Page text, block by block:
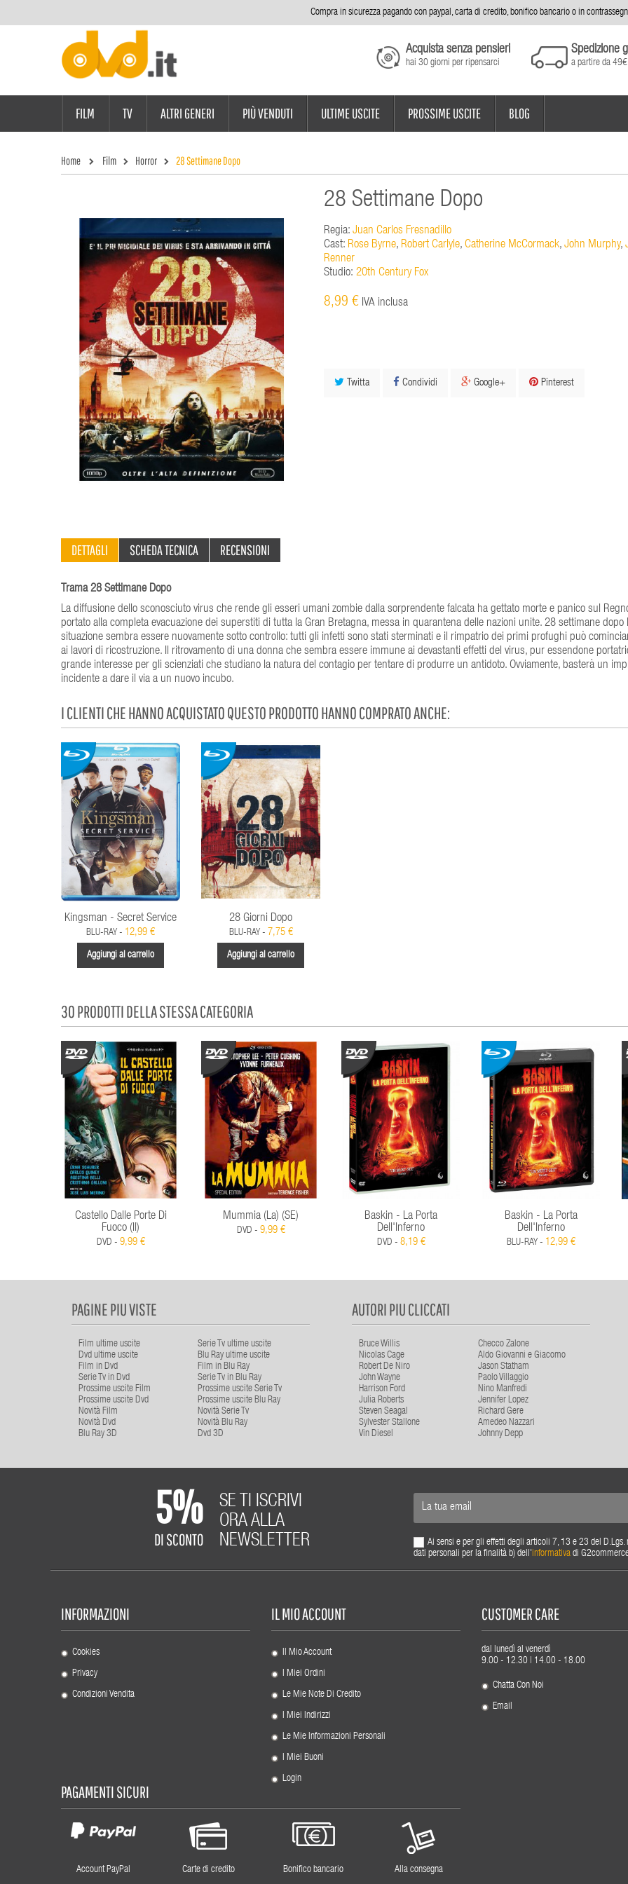
Compra in sicurezza pagando con paypal, carta di credito, bonifico bancario o in
Acquista senza pensieri
hai 30 giorni per ripensarci
Spedizione
a partire da 49€
FILM TV ALTRI GENERI PIÙ VENDUTI ULTIME USCITE PROSSIME USCITE BLOG
Home Film Horror 28 Settimane Dopo
28 Settimane Dopo
Regia: Juan Carlos Fresnadillo
Cast: Rose Byrne, Robert Carlyle, Catherine McCormack, John Murphy,
Renner
Studio: 20th Century Fox
8,99 € IVA inclusa
Twitta Condividi Google+ Pinterest
DETTAGLI SCHEDA TECNICA RECENSIONI
Trama 28 Settimane Dopo
La diffusione dello sconosciuto virus che rende gli esseri umani zombie dalla sorprendente falcata ha gettato morte e panico sul
portato alla completa evacuazione dei superstiti di tutta la Gran Bretagna, messa in quarantena delle nazioni unite. 28 settimane dopo
situazione sembra essere nuovamente sotto controllo: tutti gli infetti sono stati sterminati e il rimpatrio dei primi profughi può
ai lavori di ricostruzione. Il ritrovamento di una donna che sembra essere immune ai devastanti effetti del virus, pur essendone
grande interesse per gli scienziati che studiano la natura del contagio per tentare di produrre un antidoto. Ovviamente, basterà un
incidente a dare il via a un nuovo incubo.
I CLIENTI CHE HANNO ACQUISTATO QUESTO PRODOTTO HANNO COMPRATO ANCHE:
Kingsman - Secret Service
BLU-RAY - 12,99 €
Aggiungi al carrello
28 Giorni Dopo
BLU-RAY - 7,75 €
Aggiungi al carrello
30 PRODOTTI DELLA STESSA CATEGORIA
Castello Dalle Porte Di
Fuoco (Il)
DVD - 9,99 €
Mummia (La) (SE)
DVD - 9,99 €
Baskin - La Porta
Dell'Inferno
DVD - 8,19 €
Baskin - La Porta
Dell'Inferno
BLU-RAY - 12,99 €
PAGINE PIU VISTE
Film ultime uscite
Serie Tv ultime uscite
Dvd ultime uscite
Blu Ray ultime uscite
Film in Dvd
Film in Blu Ray
Serie Tv in Dvd
Serie Tv in Blu Ray
Prossime uscite Film
Prossime uscite Serie Tv
Prossime uscite Dvd
Prossime uscite Blu Ray
Novità Film
Novità Serie Tv
Novità Dvd
Novità Blu Ray
Blu Ray 3D
Dvd 3D
AUTORI PIU CLICCATI
Bruce Willis
Checco Zalone
Nicolas Cage
Aldo Giovanni e Giacomo
Robert De Niro
Jason Statham
John Wayne
Paolo Villaggio
Harrison Ford
Nino Manfredi
Julia Roberts
Jennifer Lopez
Steven Seagal
Richard Gere
Sylvester Stallone
Amedeo Nazzari
Vin Diesel
Johnny Depp
5%
DI SCONTO
SE TI ISCRIVI
ORA ALLA
NEWSLETTER
Ai sensi e per gli effetti degli articoli 7, 13 e 23 del
dati personali per la finalità b) dell'informativadi
INFORMAZIONI
Cookies
Privacy
Condizioni Vendita
IL MIO ACCOUNT
Il Mio Account
I Miei Ordini
Le Mie Note Di Credito
I Miei Indirizzi
Le Mie Informazioni Personali
I Miei Buoni
Login
CUSTOMER CARE
dal lunedì al venerdì
9.00 - 12.30 | 14.00 - 18.00
Chatta Con Noi
Email
PAGAMENTI SICURI
Account PayPal Carte di credito Bonifico bancario Alla consegna